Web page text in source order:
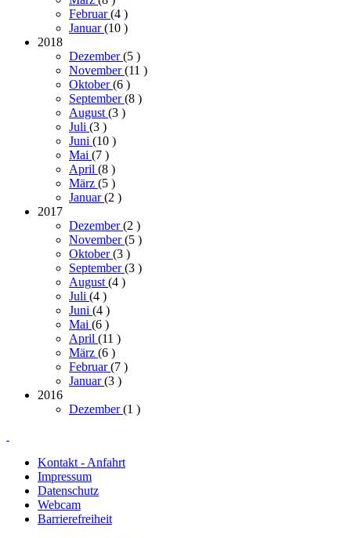
Februar(4 )
Januar(10 )
2018
Dezember(5 )
November(11 )
Oktober(6 )
September(8 )
August(3 )
Juli (3 )
Juni (10 )
Mai (7 )
April (8 )
März (5 )
Januar(2 )
2017
Dezember(2 )
November(5 )
Oktober(3 )
September(3 )
August(4 )
Juli (4 )
Juni (4 )
Mai (6 )
April (11 )
März (6 )
Februar(7 )
Januar(3 )
2016
Dezember(1 )
Kontakt - Anfahrt
Impressum
Datenschutz
Webcam
Barrierefreiheit